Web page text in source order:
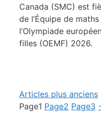
Canada (SMC) est
de l’Équipe de
l’Olympiade
filles (OEMF) 2026.
Articles plus anciens
Page1 Page2 Page3